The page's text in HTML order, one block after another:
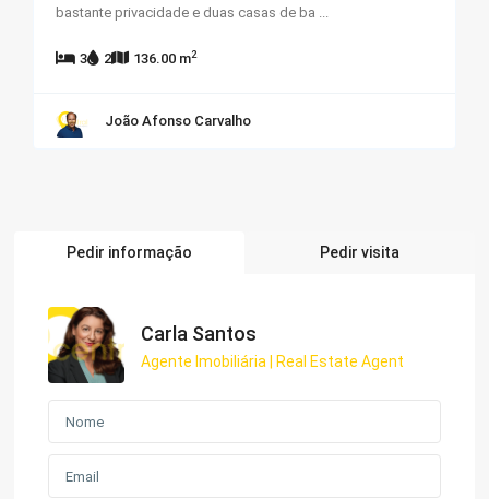
bastante privacidade e duas casas de ba ...
3 2 136.00 m2
João Afonso Carvalho
Pedir informação Pedir visita
Carla Santos
Agente Imobiliária | Real Estate Agent